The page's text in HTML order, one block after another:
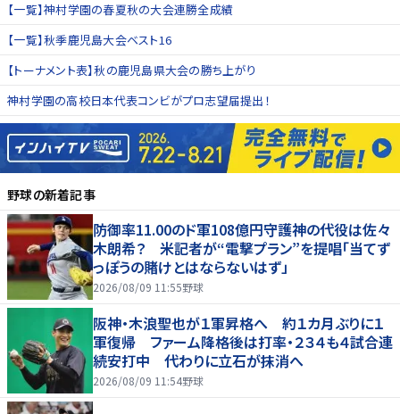
【一覧】神村学園の春夏秋の大会連勝全成績
【一覧】秋季鹿児島大会ベスト16
【トーナメント表】秋の鹿児島県大会の勝ち上がり
神村学園の高校日本代表コンビがプロ志望届提出！
野球の新着記事
防御率11.00のド軍108億円守護神の代役は佐々
木朗希？ 米記者が“電撃プラン”を提唱「当てず
っぽうの賭けとはならないはず」
2026/08/09 11:55野球
阪神・木浪聖也が１軍昇格へ 約１カ月ぶりに１
軍復帰 ファーム降格後は打率・２３４も４試合連
続安打中 代わりに立石が抹消へ
2026/08/09 11:54野球